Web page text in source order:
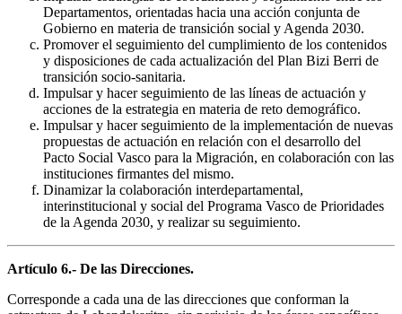
Departamentos, orientadas hacia una acción conjunta de
Gobierno en materia de transición social y Agenda 2030.
Promover el seguimiento del cumplimiento de los contenidos
y disposiciones de cada actualización del Plan Bizi Berri de
transición socio-sanitaria.
Impulsar y hacer seguimiento de las líneas de actuación y
acciones de la estrategia en materia de reto demográfico.
Impulsar y hacer seguimiento de la implementación de nuevas
propuestas de actuación en relación con el desarrollo del
Pacto Social Vasco para la Migración, en colaboración con las
instituciones firmantes del mismo.
Dinamizar la colaboración interdepartamental,
interinstitucional y social del Programa Vasco de Prioridades
de la Agenda 2030, y realizar su seguimiento.
Artículo 6.- De las Direcciones.
Corresponde a cada una de las direcciones que conforman la